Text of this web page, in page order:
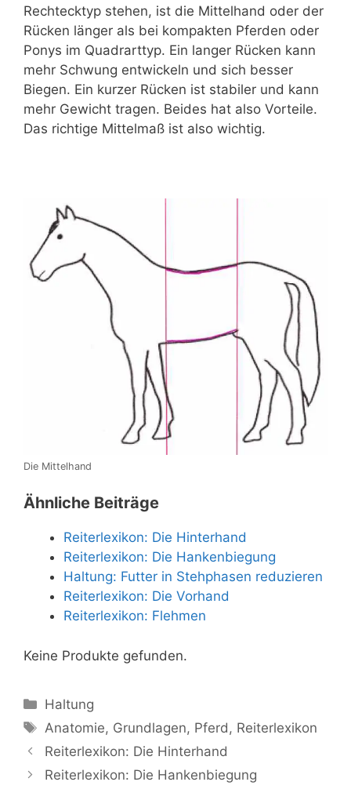
Rechtecktyp stehen, ist die Mittelhand oder der
Rücken länger als bei kompakten Pferden oder
Ponys im Quadrarttyp. Ein langer Rücken kann
mehr Schwung entwickeln und sich besser
Biegen. Ein kurzer Rücken ist stabiler und kann
mehr Gewicht tragen. Beides hat also Vorteile.
Das richtige Mittelmaß ist also wichtig.
Die Mittelhand
Ähnliche Beiträge
Reiterlexikon: Die Hinterhand
Reiterlexikon: Die Hankenbiegung
Haltung: Futter in Stehphasen reduzieren
Reiterlexikon: Die Vorhand
Reiterlexikon: Flehmen
Keine Produkte gefunden.
Kategorien
Haltung
Schlagwörter
Anatomie, Grundlagen, Pferd , Reiterlexikon
Reiterlexikon: Die Hinterhand
Reiterlexikon: Die Hankenbiegung